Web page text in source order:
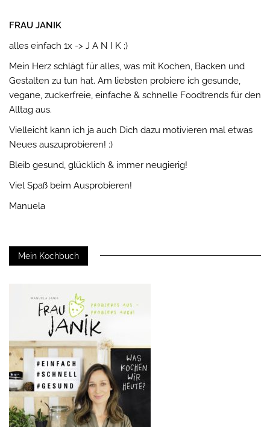
FRAU JANIK
alles einfach 1x -> J A N I K ;)
Mein Herz schlägt für alles, was mit Kochen, Backen und
Gestalten zu tun hat. Am liebsten probiere ich gesunde,
vegane, zuckerfreie, einfache & schnelle Foodtrends für den
Alltag aus.
Vielleicht kann ich ja auch Dich dazu motivieren mal etwas
Neues auszuprobieren! :)
Bleib gesund, glücklich & immer neugierig!
Viel Spaß beim Ausprobieren!
Manuela
Mein Kochbuch